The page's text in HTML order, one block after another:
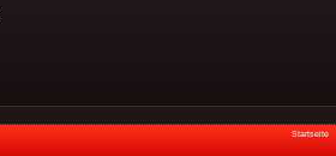
Startseite